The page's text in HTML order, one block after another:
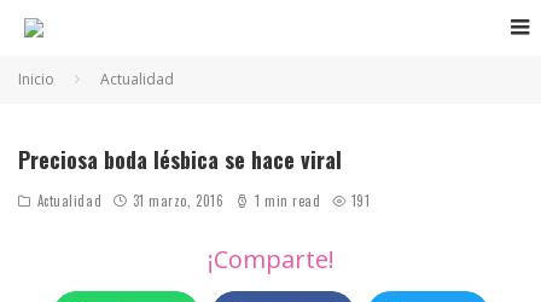
Inicio Actualidad
Preciosa boda lésbica se hace viral
Actualidad 31 marzo, 2016 1 min read 191
¡Comparte!